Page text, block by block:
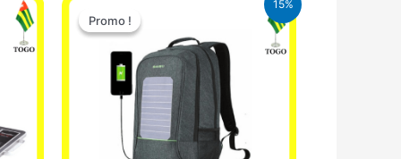
15%
Promo !
Promo !
initial
29.500 CFA.
est :
25.000 CFA.